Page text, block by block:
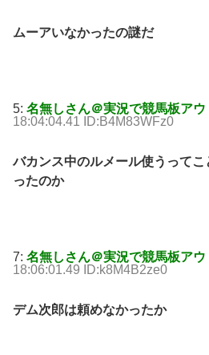
ムーアいなかったの謎だ
5: 名無しさん＠実況で競馬板アウ
18:04:04.41 ID:B4M83WFz0
バカンス中のルメール使うって
ったのか
7: 名無しさん＠実況で競馬板アウ
18:06:01.49 ID:k8M4B2ze0
デム次郎は頼めなかったか